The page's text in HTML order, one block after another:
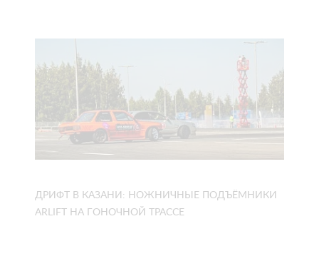
ДРИФТ В КАЗАНИ: НОЖНИЧНЫЕ ПОДЪЁМНИКИ
ARLIFT НА ГОНОЧНОЙ ТРАССЕ